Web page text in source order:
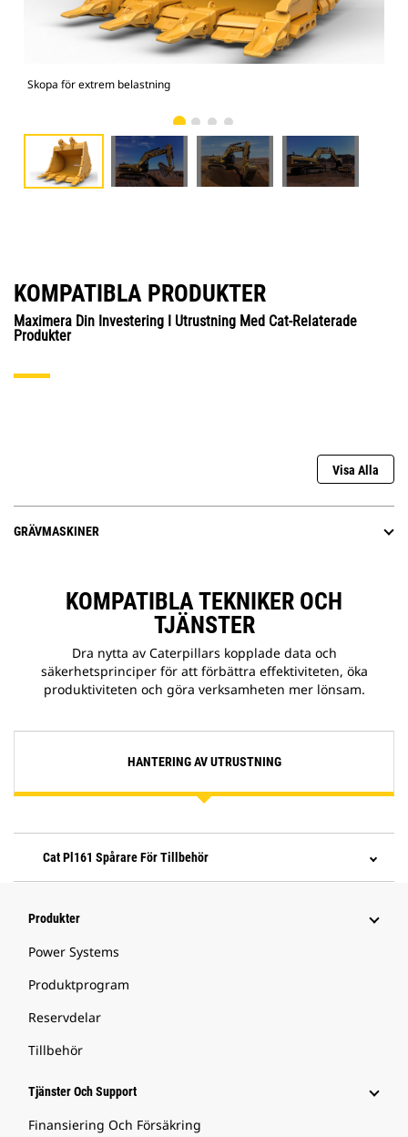
Skopa för extrem belastning
KOMPATIBLA PRODUKTER
Maximera Din Investering I Utrustning Med Cat-Relaterade
Produkter
Visa Alla
GRÄVMASKINER
KOMPATIBLA TEKNIKER OCH
TJÄNSTER
Dra nytta av Caterpillars kopplade data och
säkerhetsprinciper för att förbättra effektiviteten, öka
produktiviteten och göra verksamheten mer lönsam.
HANTERING AV UTRUSTNING
Cat Pl161 Spårare För Tillbehör
Produkter
Power Systems
Produktprogram
Reservdelar
Tillbehör
Tjänster Och Support
Finansiering Och Försäkring